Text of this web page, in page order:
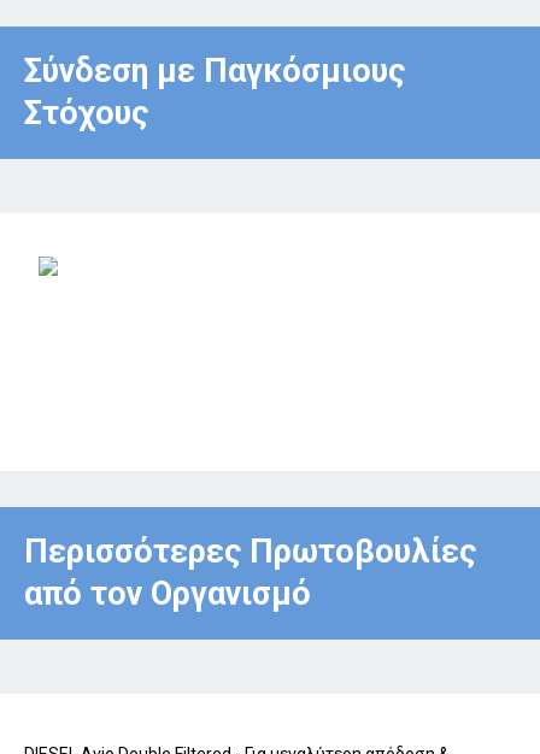
Σύνδεση με Παγκόσμιους
Στόχους
Περισσότερες Πρωτοβουλίες
από τον Οργανισμό